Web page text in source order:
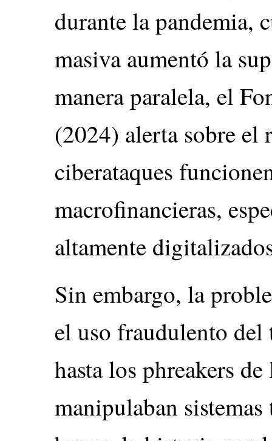
durante la pandemia,
masiva aumentó la
manera paralela, el
(2024) alerta sobre el
ciberataques
macrofinancieras,
altamente
Sin embargo, la
el uso fraudulento
hasta los phreakers
manipulaban